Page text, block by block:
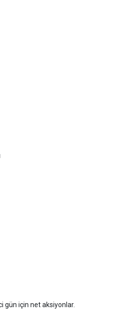
gün için net aksiyonlar.